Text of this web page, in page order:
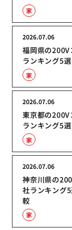
家
福岡県の
ランキング5
2026.07.06
家
東京都の
ランキング5
2026.07.06
家
神奈川県の
社ランキング
較
2026.07.06
家